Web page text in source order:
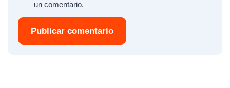
un comentario.
Publicar comentario